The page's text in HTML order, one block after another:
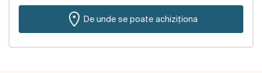
De unde se poate achiziționa